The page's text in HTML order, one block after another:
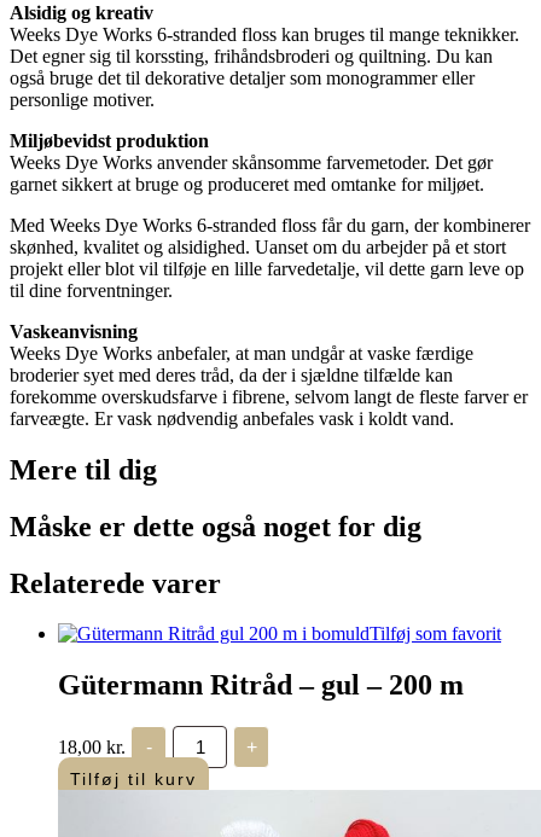
Alsidig og kreativ
Weeks Dye Works 6-stranded floss kan bruges til mange teknikker.
Det egner sig til korssting, frihåndsbroderi og quiltning. Du kan
også bruge det til dekorative detaljer som monogrammer eller
personlige motiver.
Miljøbevidst produktion
Weeks Dye Works anvender skånsomme farvemetoder. Det gør
garnet sikkert at bruge og produceret med omtanke for miljøet.
Med Weeks Dye Works 6-stranded floss får du garn, der kombinerer
skønhed, kvalitet og alsidighed. Uanset om du arbejder på et stort
projekt eller blot vil tilføje en lille farvedetalje, vil dette garn leve op
til dine forventninger.
Vaskeanvisning
Weeks Dye Works anbefaler, at man undgår at vaske færdige
broderier syet med deres tråd, da der i sjældne tilfælde kan
forekomme overskudsfarve i fibrene, selvom langt de fleste farver er
farveægte. Er vask nødvendig anbefales vask i koldt vand.
Mere til dig
Måske er dette også noget for dig
Relaterede varer
Tilføj som favorit
Gütermann Ritråd – gul – 200 m
18,00 kr. -
Gütermann
Ritråd
-
gul
+
Tilføj til kurv